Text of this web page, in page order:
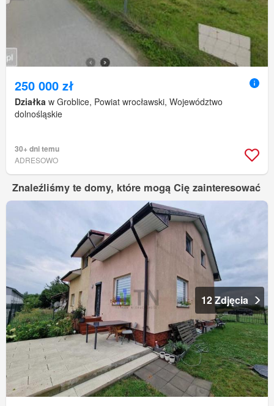
250 000 zł
Działka w Groblice, Powiat wrocławski, Województwo
dolnośląskie
30+ dni temu
ADRESOWO
Znaleźliśmy te domy, które mogą Cię zainteresować
12 Zdjęcia